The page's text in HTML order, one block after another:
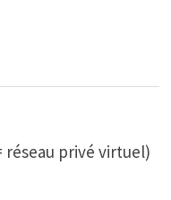
réseau privé virtuel)